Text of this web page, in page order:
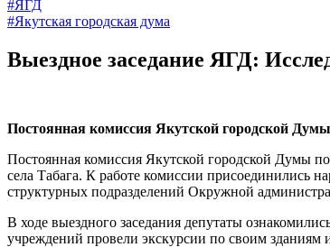
#ЯГД
#Якутская городская дума
Выездное заседание ЯГД:
Постоянная комиссия Якутской городской Думы
Постоянная комиссия Якутской городской Думы
села Табага. К работе комиссии присоединились
структурных подразделений Окружной
В ходе выездного заседания депутаты
учреждений провели экскурсии по своим